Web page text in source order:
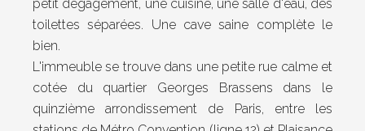
petit dégagement, une cuisine, une salle d'eau, des
toilettes séparées. Une cave saine complète le
bien.
L'immeuble se trouve dans une petite rue calme et
cotée du quartier Georges Brassens dans le
quinzième arrondissement de Paris, entre les